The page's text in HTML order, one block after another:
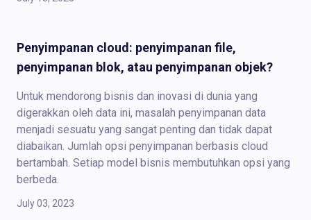
Penyimpanan cloud: penyimpanan file,
penyimpanan blok, atau penyimpanan objek?
Untuk mendorong bisnis dan inovasi di dunia yang
digerakkan oleh data ini, masalah penyimpanan data
menjadi sesuatu yang sangat penting dan tidak dapat
diabaikan. Jumlah opsi penyimpanan berbasis cloud
bertambah. Setiap model bisnis membutuhkan opsi yang
berbeda.
July 03, 2023